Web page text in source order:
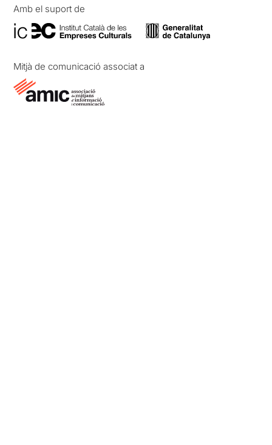
Amb el suport de
Mitjà de comunicació associat a